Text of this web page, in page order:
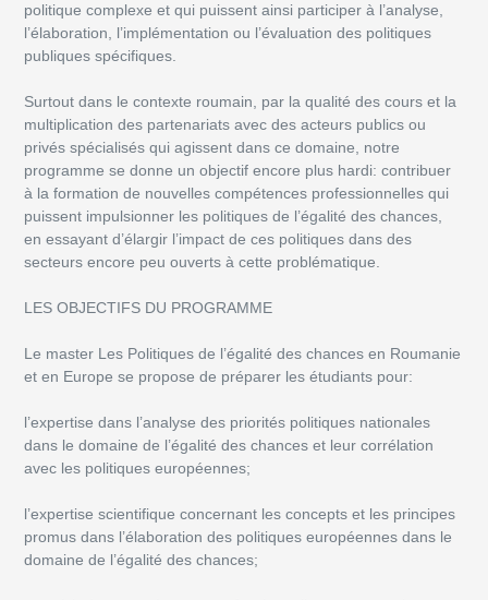
politique complexe et qui puissent ainsi participer à l’analyse,
l’élaboration, l’implémentation ou l’évaluation des politiques
publiques spécifiques.
Surtout dans le contexte roumain, par la qualité des cours et la
multiplication des partenariats avec des acteurs publics ou
privés spécialisés qui agissent dans ce domaine, notre
programme se donne un objectif encore plus hardi: contribuer
à la formation de nouvelles compétences professionnelles qui
puissent impulsionner les politiques de l’égalité des chances,
en essayant d’élargir l’impact de ces politiques dans des
secteurs encore peu ouverts à cette problématique.
LES OBJECTIFS DU PROGRAMME
Le master Les Politiques de l’égalité des chances en Roumanie
et en Europe se propose de préparer les étudiants pour:
l’expertise dans l’analyse des priorités politiques nationales
dans le domaine de l’égalité des chances et leur corrélation
avec les politiques européennes;
l’expertise scientifique concernant les concepts et les principes
promus dans l’élaboration des politiques européennes dans le
domaine de l’égalité des chances;